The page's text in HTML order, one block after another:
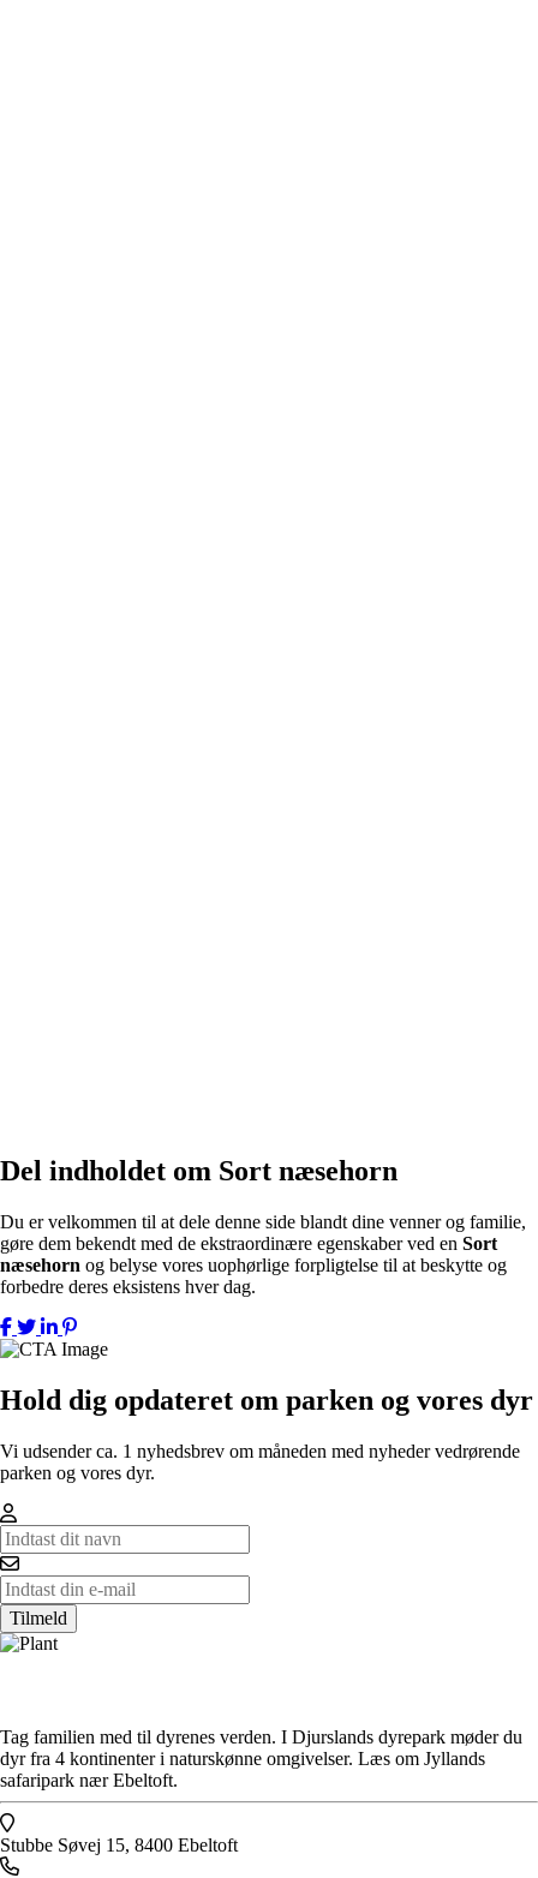
Del indholdet om Sort næsehorn
Du er velkommen til at dele denne side blandt dine venner og familie,
gøre dem bekendt med de ekstraordinære egenskaber ved en Sort
næsehorn og belyse vores uophørlige forpligtelse til at beskytte og
forbedre deres eksistens hver dag.
Hold dig opdateret om parken og vores dyr
Vi udsender ca. 1 nyhedsbrev om måneden med nyheder vedrørende
parken og vores dyr.
Tilmeld
Tag familien med til dyrenes verden. I Djurslands dyrepark møder du
dyr fra 4 kontinenter i naturskønne omgivelser. Læs om Jyllands
safaripark nær Ebeltoft.
Stubbe Søvej 15, 8400 Ebeltoft